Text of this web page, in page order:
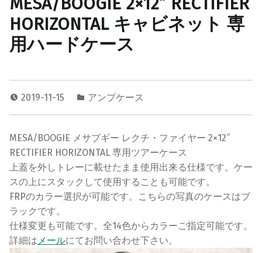
HORIZONTAL キャビネット 専
用ハードケース
2019-11-15 アンプケース
MESA/BOOGIE メサブギー レクチ・ファイヤー 2×12”
RECTIFIER HORIZONTAL 専用ツアーケース
上蓋を外しトレーに載せたまま使用出来る仕様です。ケー
スの上にスタックして使用することも可能です。
FRPのカラー選択が可能です。こちらの写真のケースはブ
ラックです。
仕様変更も可能です。全14色からカラーご指定可能です。
詳細はメールにてお問い合わせ下さい。